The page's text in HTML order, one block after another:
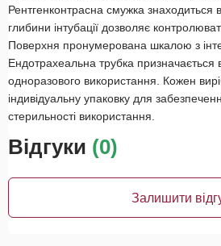
Рентгенконтрасна смужка знаходиться
глибини інтубації дозволяє
Поверхня пронумерована шкалою з
Ендотрахеальна трубка призначається
одноразового використання. Кожен
індивідуальну упаковку для забезпечення
стерильності використання.
Відгуки (0)
Залишити